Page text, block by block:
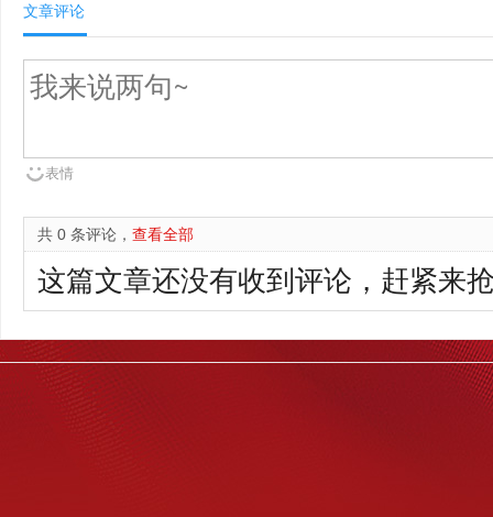
文章评论
表情
共 0 条评论， 查看全部
这篇文章还没有收到评论，赶紧来